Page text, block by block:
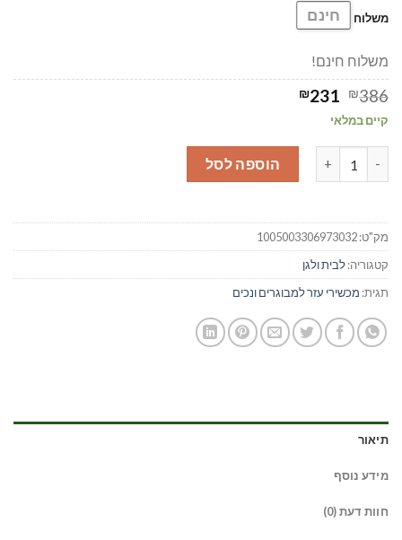
משלוח חינם
משלוח חינם!
₪386
המחיר
היה:
₪386.
₪231 המחיר
₪231.
קיים במלאי
כמות של סדין חשמלי זוגי | המלצה על סדין חשמלי
הוספה לסל
מק"ט:1005003306973032
קטגוריה:לבית ולגן
תגית: מכשירי עזר למבוגרים ונכים
תיאור
מידע נוסף
חוות דעת (0)